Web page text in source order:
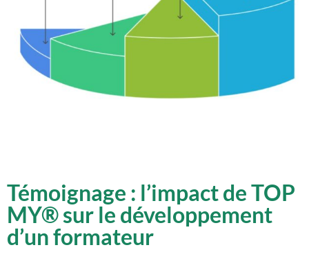
Témoignage : l’impact de TOP
MY® sur le développement
d’un formateur